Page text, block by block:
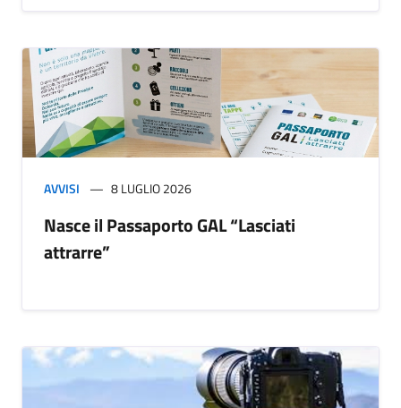
AVVISI 8 LUGLIO 2026
Nasce il Passaporto GAL “Lasciati
attrarre”